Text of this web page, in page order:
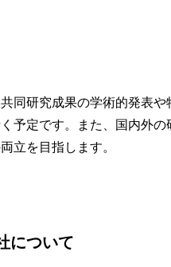
同研究成果の学術的発表
予定です。また、国内外
立を目指します。
について